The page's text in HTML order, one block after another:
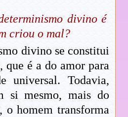
divino é
criou o mal?
divino se constitui
que é a do amor para
universal. Todavia,
si mesmo, mais do
o homem transforma